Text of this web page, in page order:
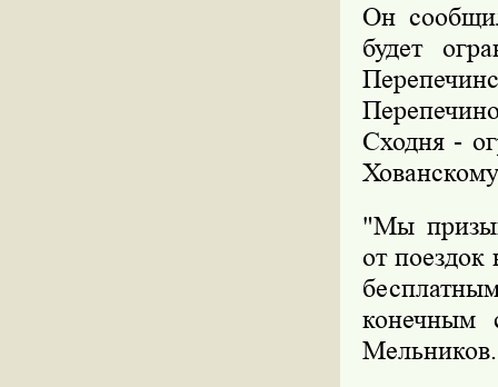
Он
будет
Сходня -
"Мы
от поездок
конечным
Мельников.